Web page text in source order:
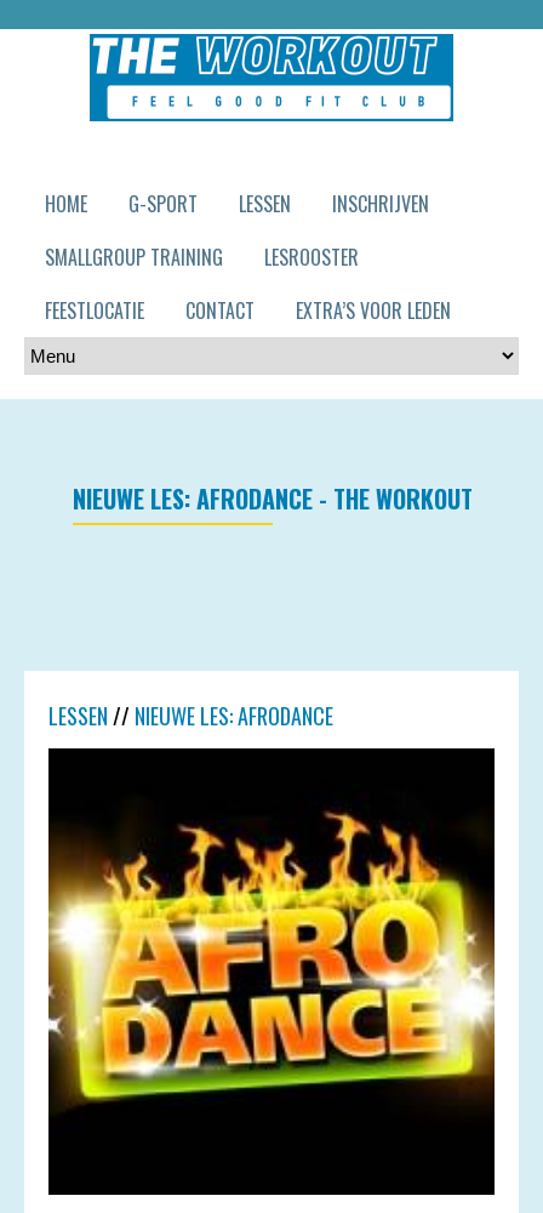
HOME G-SPORT LESSEN
INSCHRIJVEN
SMALLGROUP TRAINING
LESROOSTER
FEESTLOCATIE
CONTACT EXTRA’S VOOR LEDEN
NIEUWE LES: AFRODANCE - THE WORKOUT
LESSEN// NIEUWE LES: AFRODANCE